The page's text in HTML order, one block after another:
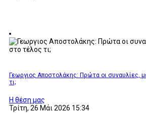
Γεωργιος Αποστολάκης: Πρώτα οι συναυλίες,
τι;
Η θέση μας
Τρίτη, 26 Μάι 2026 15:34